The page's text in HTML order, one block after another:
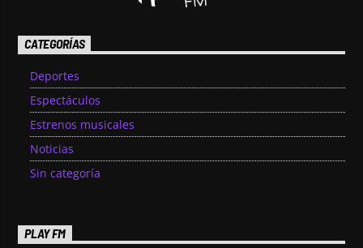
CATEGORÍAS
Deportes
Espectáculos
Estrenos musicales
Noticias
Sin categoría
PLAY FM